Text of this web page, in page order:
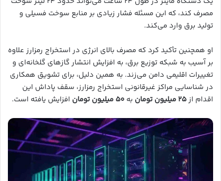
مصرف کند، که این مسئله فشار زیادی بر منابع سوخت فسیلی و
تولید برق وارد می‌کند.
او همچنین تأکید کرد که مصرف بالای انرژی در استخراج رمزارز علاوه
بر آسیب به شبکه توزیع برق، به افزایش انتشار گازهای گلخانه‌ای و
تغییرات اقلیمی دامن می‌زند. به همین دلیل، برای تشویق همکاری
در شناسایی مراکز غیرقانونی استخراج رمزارز، سقف پاداش این
اقدام از۲۵ میلیون تومان به ۵۰ میلیون تومان افزایش یافته است.